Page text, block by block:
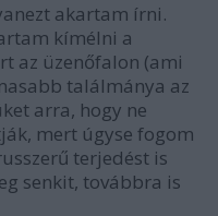
akartam írni.
kímélni a
az üzenőfalon (ami
találmánya az
arra, hogy ne
mert úgyse fogom
terjedést is
senkit, továbbra is